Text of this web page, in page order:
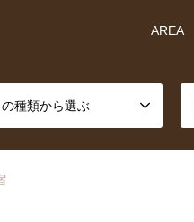
AREA
種類から選ぶ